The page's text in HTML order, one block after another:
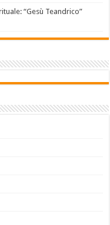
“Gesù Teandrico”